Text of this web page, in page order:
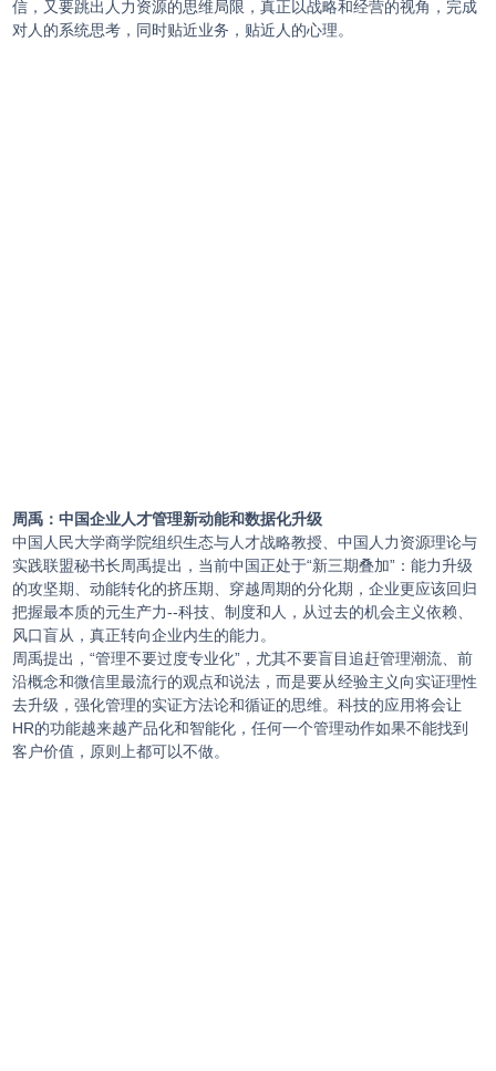
信，又要跳出人力资源的思维局限，真正以战略和经营的视角，完成
对人的系统思考，同时贴近业务，贴近人的心理。
周禹：中国企业人才管理新动能和数据化升级
中国人民大学商学院组织生态与人才战略教授、中国人力资源理论与
实践联盟秘书长周禹提出，当前中国正处于“新三期叠加”：能力升级
的攻坚期、动能转化的挤压期、穿越周期的分化期，企业更应该回归
把握最本质的元生产力--科技、制度和人，从过去的机会主义依赖、
风口盲从，真正转向企业内生的能力。
周禹提出，“管理不要过度专业化”，尤其不要盲目追赶管理潮流、前
沿概念和微信里最流行的观点和说法，而是要从经验主义向实证理性
去升级，强化管理的实证方法论和循证的思维。科技的应用将会让
HR的功能越来越产品化和智能化，任何一个管理动作如果不能找到
客户价值，原则上都可以不做。